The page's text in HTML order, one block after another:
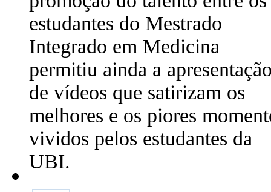
estudantes do Mestrado
Integrado em Medicina
permitiu ainda a
de vídeos que satirizam os
melhores e os piores
vividos pelos estudantes da
UBI.